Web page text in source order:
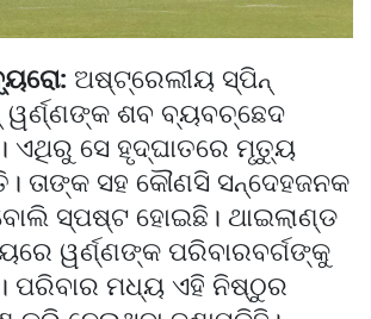
ଅଷ୍ଟ୍ରେଲୀୟ ସ୍ପିନ୍
ୱର୍ଣ୍ଣଙ୍କ ଶବ ବ୍ୟବଚ୍ଛେଦ
ଏଥିରୁ ସେ ହୃଦ୍‌ଘାତରେ ମୃତ୍ୟୁ
ତାଙ୍କ ସହ କୌଣସି ସନ୍ଦେହଜନକ
ସ୍ପଷ୍ଟ ହୋଇଛି। ଥାଇଲାଣ୍ଡ
ୱର୍ଣ୍ଣଙ୍କ ପରିବାରବର୍ଗଙ୍କୁ
ପରିବାର ମଧ୍ୟ ଏହି ନିଷ୍ଠୁର